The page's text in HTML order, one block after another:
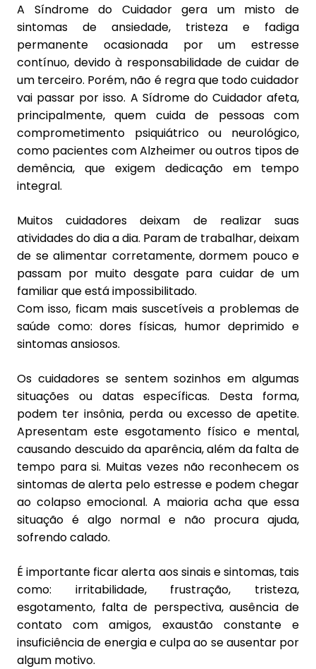
A Síndrome do Cuidador gera um misto de
sintomas de ansiedade, tristeza e fadiga
permanente ocasionada por um estresse
contínuo, devido à responsabilidade de cuidar de
um terceiro. Porém, não é regra que todo cuidador
vai passar por isso. A Sídrome do Cuidador afeta,
principalmente, quem cuida de pessoas com
comprometimento psiquiátrico ou neurológico,
como pacientes com Alzheimer ou outros tipos de
demência, que exigem dedicação em tempo
integral.
Muitos cuidadores deixam de realizar suas
atividades do dia a dia. Param de trabalhar, deixam
de se alimentar corretamente, dormem pouco e
passam por muito desgate para cuidar de um
familiar que está impossibilitado.
Com isso, ficam mais suscetíveis a problemas de
saúde como: dores físicas, humor deprimido e
sintomas ansiosos.
Os cuidadores se sentem sozinhos em algumas
situações ou datas específicas. Desta forma,
podem ter insônia, perda ou excesso de apetite.
Apresentam este esgotamento físico e mental,
causando descuido da aparência, além da falta de
tempo para si. Muitas vezes não reconhecem os
sintomas de alerta pelo estresse e podem chegar
ao colapso emocional. A maioria acha que essa
situação é algo normal e não procura ajuda,
sofrendo calado.
É importante ficar alerta aos sinais e sintomas, tais
como: irritabilidade, frustração, tristeza,
esgotamento, falta de perspectiva, ausência de
contato com amigos, exaustão constante e
insuficiência de energia e culpa ao se ausentar por
algum motivo.